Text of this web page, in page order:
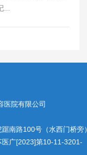
医院有限公司
南路100号（水西门桥旁
医广[2023]第10-11-3201-